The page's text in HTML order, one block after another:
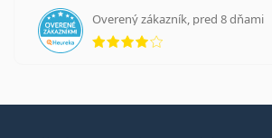
Overený zákazník, pred 8 dňami
hodnotenie 4 z 5